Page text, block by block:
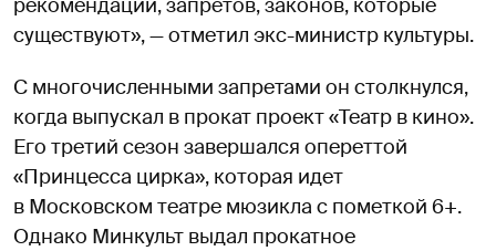
рекомендаций, запретов, законов, которые
существуют», — отметил экс-министр культуры.
С многочисленными запретами он столкнулся,
когда выпускал в прокат проект «Театр в кино».
Его третий сезон завершался опереттой
«Принцесса цирка», которая идет
в Московском театре мюзикла с пометкой 6+.
Однако Минкульт выдал прокатное